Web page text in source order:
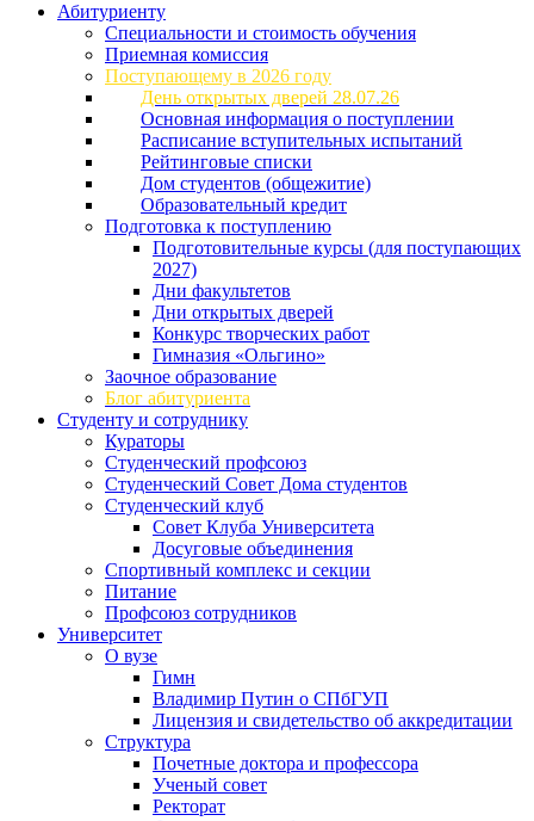
Абитуриенту
Специальности и стоимость обучения
Приемная комиссия
Поступающему в 2026 году
День открытых дверей 28.07.26
Основная информация о поступлении
Расписание вступительных испытаний
Рейтинговые списки
Дом студентов (общежитие)
Образовательный кредит
Подготовка к поступлению
Подготовительные курсы (для поступающих
2027)
Дни факультетов
Дни открытых дверей
Конкурс творческих работ
Гимназия «Ольгино»
Заочное образование
Блог абитуриента
Студенту и сотруднику
Кураторы
Студенческий профсоюз
Студенческий Совет Дома студентов
Студенческий клуб
Совет Клуба Университета
Досуговые объединения
Спортивный комплекс и секции
Питание
Профсоюз сотрудников
Университет
О вузе
Гимн
Владимир Путин о СПбГУП
Лицензия и свидетельство об аккредитации
Структура
Почетные доктора и профессора
Ученый совет
Ректорат